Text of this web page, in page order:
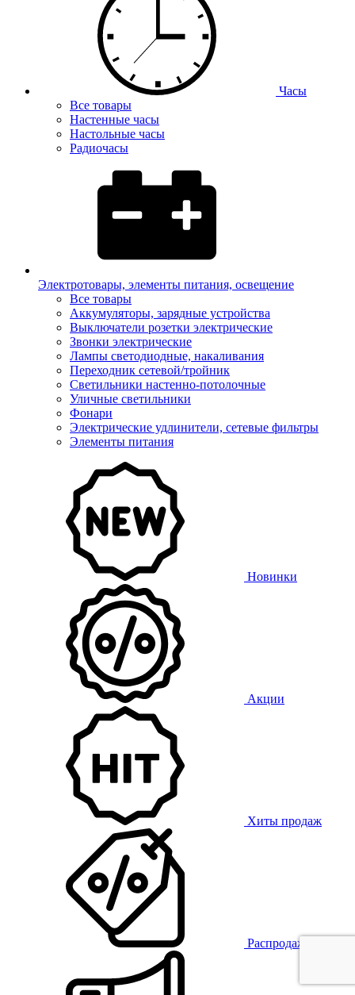
Часы
Все товары
Настенные часы
Настольные часы
Радиочасы
Электротовары, элементы питания, освещение
Все товары
Аккумуляторы, зарядные устройства
Выключатели розетки электрические
Звонки электрические
Лампы светодиодные, накаливания
Переходник сетевой/тройник
Светильники настенно-потолочные
Уличные светильники
Фонари
Электрические удлинители, сетевые фильтры
Элементы питания
Новинки
Акции
Хиты продаж
Распродажа